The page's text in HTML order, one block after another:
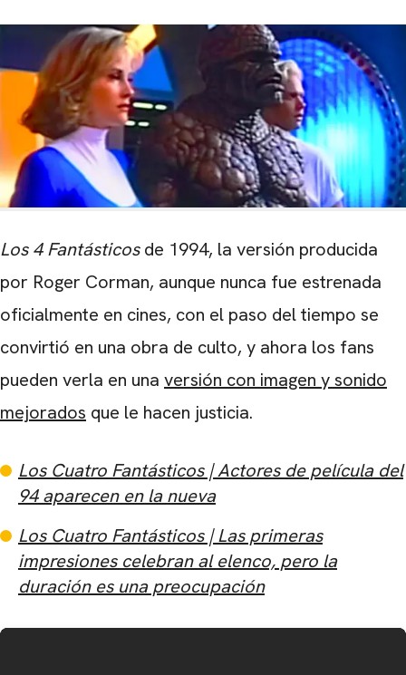
Los 4 Fantásticosde 1994, la versión producida
por Roger Corman, aunque nunca fue estrenada
oficialmente en cines, con el paso del tiempo se
convirtió en una obra de culto, y ahora los fans
pueden verla en una versión con imagen y sonido
mejorados que le hacen justicia.
Los Cuatro Fantásticos | Actores de película del
94 aparecen en la nueva
Los Cuatro Fantásticos | Las primeras
impresiones celebran al elenco, pero la
duración es una preocupación